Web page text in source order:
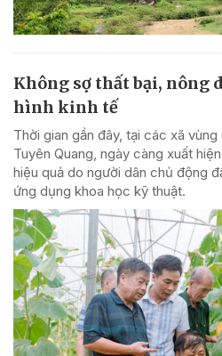
Không sợ thất bại, nông
hình kinh tế
Thời gian gần đây, tại các xã
Tuyên Quang, ngày càng xuất
hiệu quả do người dân chủ động
ứng dụng khoa học kỹ thuật.